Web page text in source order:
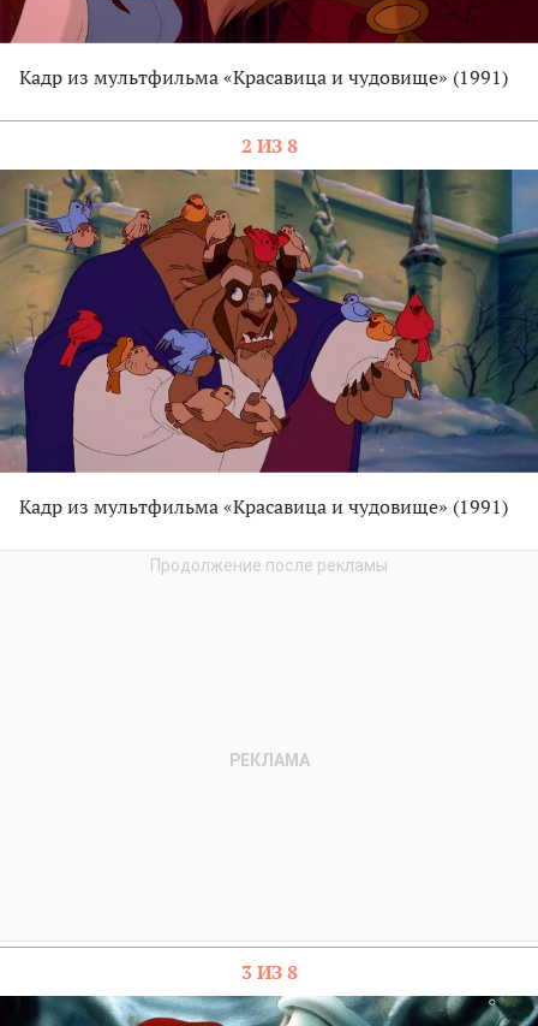
Кадр из мультфильма «Красавица и чудовище» (1991)
2 ИЗ 8
Кадр из мультфильма «Красавица и чудовище» (1991)
3 ИЗ 8